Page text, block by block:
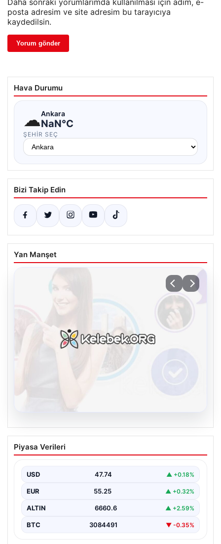
posta adresim ve site adresim bu tarayıcıya
kaydedilsin.
Hava Durumu
☁Ankara
NaN°C
ŞEHIR SEÇ
Bizi Takip Edin
Yan Manşet
08.08.2026
Kelebek chat adresi İle Çevrim içi
İletişimin Sertifikalı Adresi Ve
Sanal dünyasında bireylerin kaliteli bir biçimde bağlantı
olarak…
Piyasa Verileri
USD 47.74 ▲ +0.18%
EUR 55.25 ▲ +0.32%
ALTIN 6660.6 ▲ +2.59%
BTC 3084491 ▼ -0.35%